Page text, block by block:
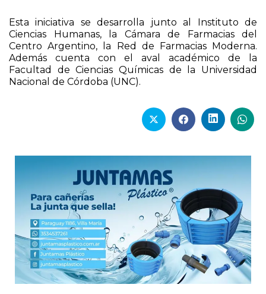
Esta iniciativa se desarrolla junto al Instituto de
Ciencias Humanas, la Cámara de Farmacias del
Centro Argentino, la Red de Farmacias Moderna.
Además cuenta con el aval académico de la
Facultad de Ciencias Químicas de la Universidad
Nacional de Córdoba (UNC).